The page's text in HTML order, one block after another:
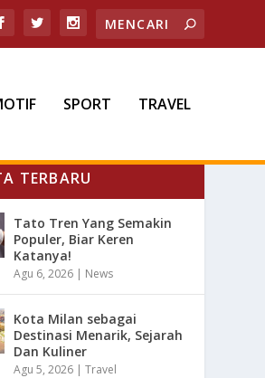
SPORT TRAVEL
TERBARU
Tato Tren Yang Semakin
Populer, Biar Keren
Katanya!
Agu 6, 2026 | News
Kota Milan sebagai
Destinasi Menarik, Sejarah
Dan Kuliner
Agu 5, 2026 |Travel